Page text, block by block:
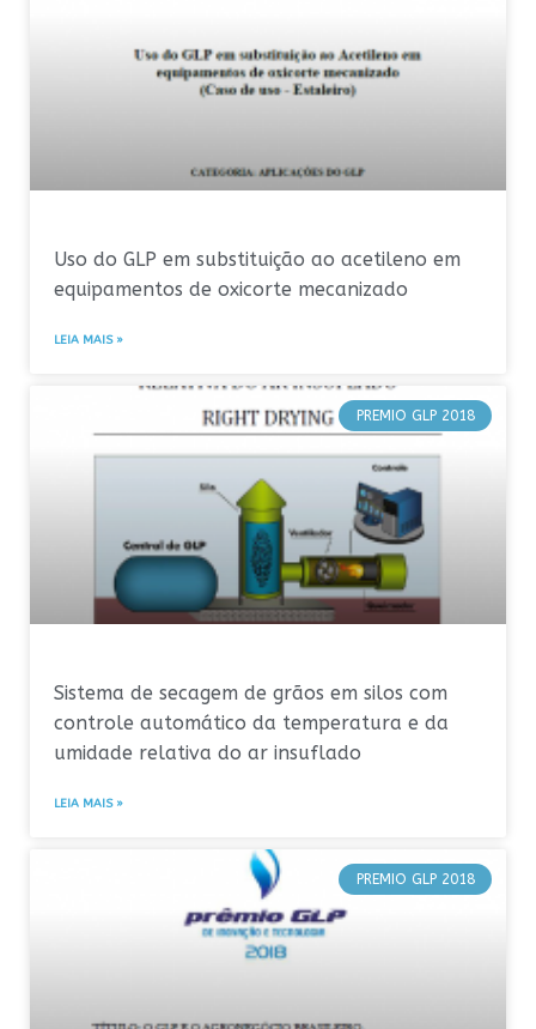
Uso do GLP em substituição ao acetileno em
equipamentos de oxicorte mecanizado
LEIA MAIS »
PREMIO GLP 2018
Sistema de secagem de grãos em silos com
controle automático da temperatura e da
umidade relativa do ar insuflado
LEIA MAIS »
PREMIO GLP 2018